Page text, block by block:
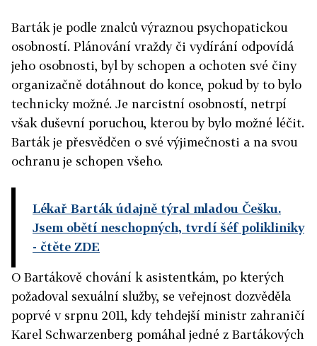
Barták je podle znalců výraznou psychopatickou
osobností. Plánování vraždy či vydírání odpovídá
jeho osobnosti, byl by schopen a ochoten své činy
organizačně dotáhnout do konce, pokud by to bylo
technicky možné. Je narcistní osobností, netrpí
však duševní poruchou, kterou by bylo možné léčit.
Barták je přesvědčen o své výjimečnosti a na svou
ochranu je schopen všeho.
Lékař Barták údajně týral mladou Češku.
Jsem obětí neschopných, tvrdí šéf polikliniky
- čtěte ZDE
O Bartákově chování k asistentkám, po kterých
požadoval sexuální služby, se veřejnost dozvěděla
poprvé v srpnu 2011, kdy tehdejší ministr zahraničí
Karel Schwarzenberg pomáhal jedné z Bartákových